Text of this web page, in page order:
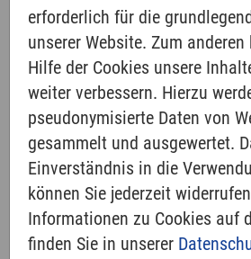
WIR
Pfarramt
Presbyterium
Kinder & Jugend
erforderlich für die
unserer Website. Zum
Hilfe der Cookies unsere
weiter verbessern. Hierzu
pseudonymisierte Daten von
gesammelt und ausgewertet.
Einverständnis in die
können Sie jederzeit
Informationen zu Cookies auf
finden Sie in unserer